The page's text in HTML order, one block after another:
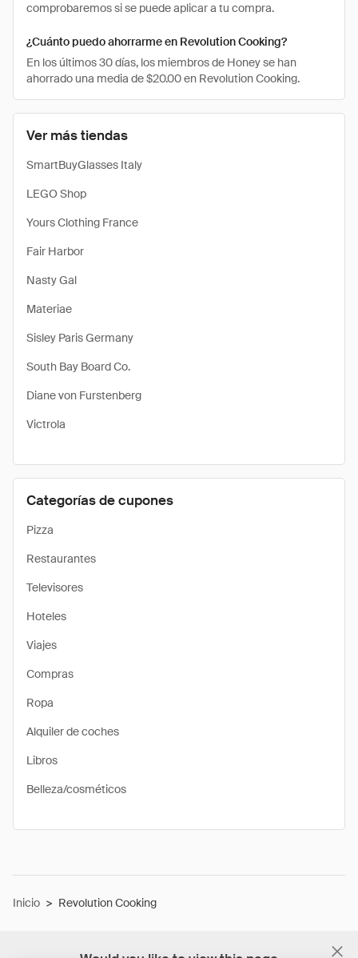
Ver más tiendas
SmartBuyGlasses Italy
LEGO Shop
Yours Clothing France
Fair Harbor
Nasty Gal
Materiae
Sisley Paris Germany
South Bay Board Co.
Diane von Furstenberg
Victrola
Categorías de cupones
Pizza
Restaurantes
Televisores
Hoteles
Viajes
Compras
Ropa
Alquiler de coches
Libros
Belleza/cosméticos
comprobaremos si se puede aplicar a tu compra.
¿Cuánto puedo ahorrarme en Revolution Cooking?
En los últimos 30 días, los miembros de Honey se han
ahorrado una media de $20.00 en Revolution Cooking.
Inicio > Revolution Cooking